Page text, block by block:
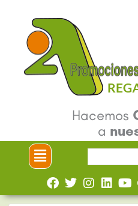
contenido
Hacemos
a
Menú